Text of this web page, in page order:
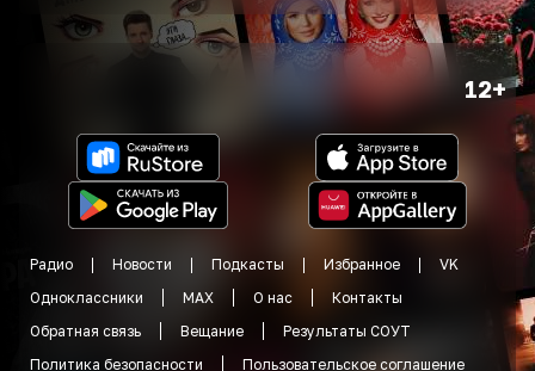
12+
Радио Новости Подкасты Избранное
VK
Одноклассники
MAX О нас
Контакты
Обратная связь
Вещание
Результаты СОУТ
Политика безопасности
Пользовательское соглашение